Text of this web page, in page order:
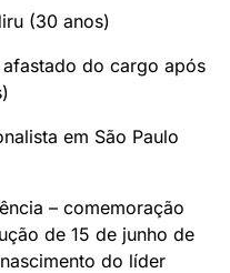
(30 anos)
do cargo após
em São Paulo
– comemoração
de 15 de junho de
do líder